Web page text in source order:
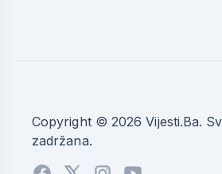
Copyright © 2026 Vijesti.Ba.
zadržana.